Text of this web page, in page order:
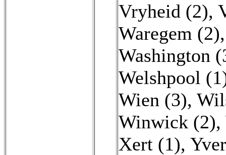
Vryheid (2),
Waregem (2)
Washington
Welshpool
Wien (3),
Winwick (2),
Xert (1),